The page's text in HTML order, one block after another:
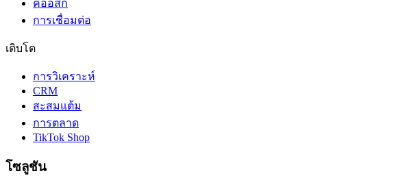
คีออสก์
การเชื่อมต่อ
เติบโต
การวิเคราะห์
CRM
สะสมแต้ม
การตลาด
TikTok Shop
โซลูชัน